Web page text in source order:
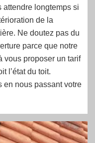
attendre longtemps si
de la
Ne doutez pas du
parce que notre
vous proposer un tarif
l’état du toit.
en nous passant votre